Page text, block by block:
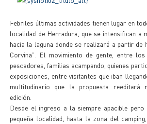
Febriles últimas actividades tienen lugar en
localidad de Herradura, que se intensifican a
hacia la laguna donde se realizará a partir de
Corvina”. El movimiento de gente, entre
pescadores, familias acampando, quienes
exposiciones, entre visitantes que iban
multitudinario que la propuesta reeditará
edición.
Desde el ingreso a la siempre apacible pero
pequeña localidad, hasta la zona del